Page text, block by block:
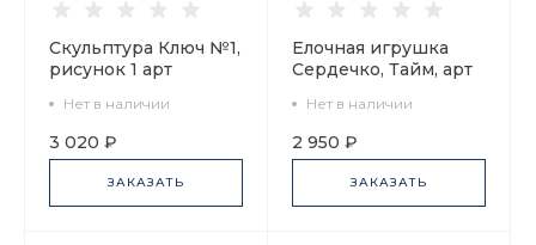
Скульптура Ключ №1,
рисунок 1 арт
Нет в наличии
3 020 ₽
ЗАКАЗАТЬ
Елочная игрушка
Сердечко, Тайм, арт
Нет в наличии
2 950 ₽
ЗАКАЗАТЬ